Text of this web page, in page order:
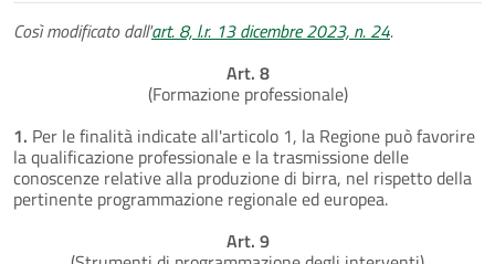
Così modificato dall'art. 8, l.r. 13 dicembre 2023, n. 24.
Art. 8
(Formazione professionale)
1. Per le finalità indicate all'articolo 1, la Regione può favorire
la qualificazione professionale e la trasmissione delle
conoscenze relative alla produzione di birra, nel rispetto della
pertinente programmazione regionale ed europea.
Art. 9